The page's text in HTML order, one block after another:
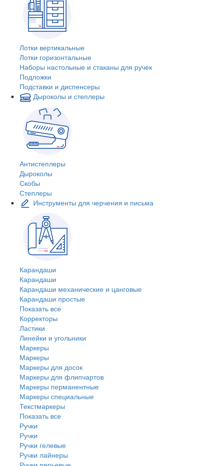
Лотки вертикальные
Лотки горизонтальные
Наборы настольные и стаканы для ручек
Подложки
Подставки и диспенсеры
Дыроколы и степлеры
Антистеплеры
Дыроколы
Скобы
Степлеры
Инструменты для черчения и письма
Карандаши
Карандаши
Карандаши механические и цанговые
Карандаши простые
Показать все
Корректоры
Ластики
Линейки и угольники
Маркеры
Маркеры
Маркеры для досок
Маркеры для флипчартов
Маркеры перманентные
Маркеры специальные
Текстмаркеры
Показать все
Ручки
Ручки
Ручки гелевые
Ручки лайнеры